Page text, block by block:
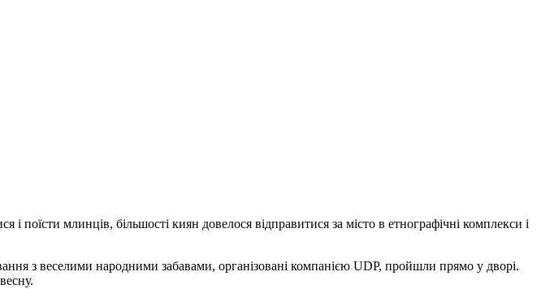
млинців, більшості киян довелося відправитися за місто в етнографічні комплекси і
з веселими народними забавами, організовані компанією UDP, пройшли прямо у дворі.